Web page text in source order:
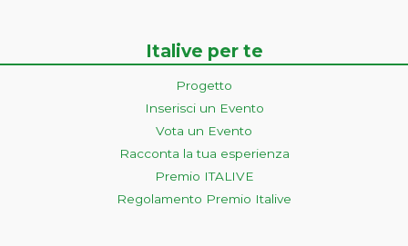
Italive per te
Progetto
Inserisci un Evento
Vota un Evento
Racconta la tua esperienza
Premio ITALIVE
Regolamento Premio Italive